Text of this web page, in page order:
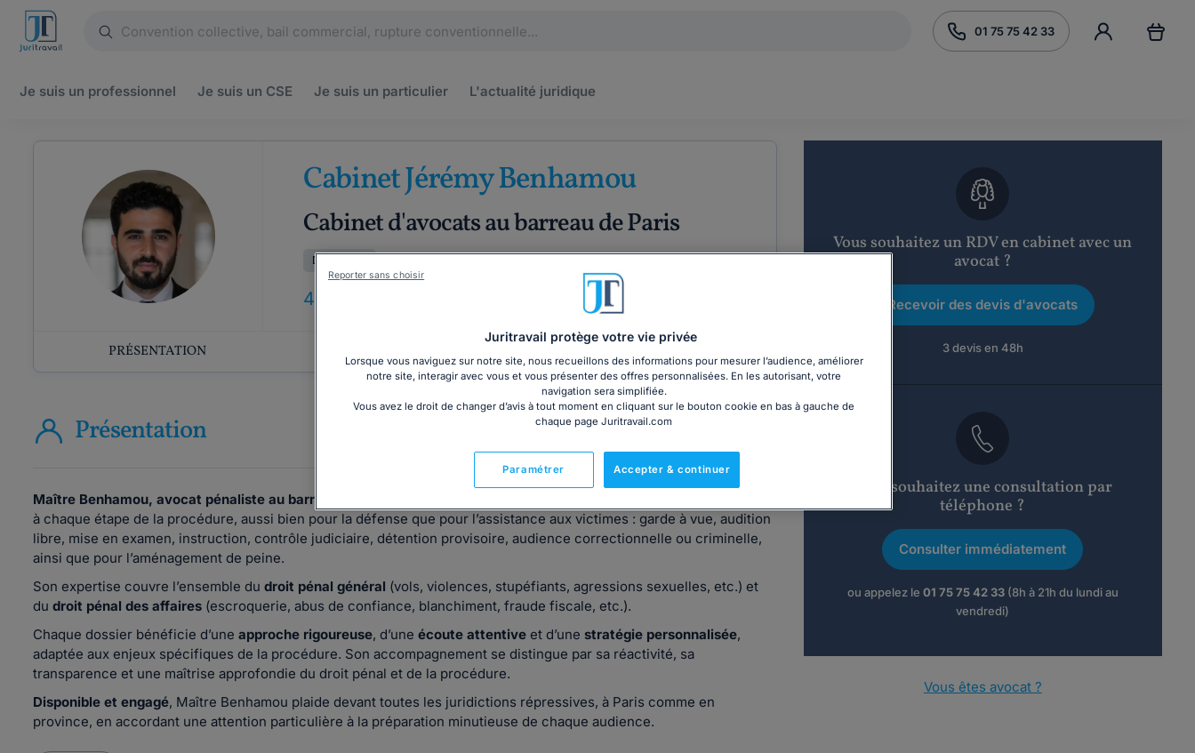
01 75 75 42 33
Je suis un professionnel Je suis un CSE Je suis un particulier L'actualité juridique
Cabinet Jérémy Benhamou
Cabinet d'avocats au barreau de Paris
Droit pénal
4
PRÉSENTATION
Présentation
Maître Benhamou, avocat pénaliste au barreau de Paris
à chaque étape de la procédure, aussi bien pour la défense que pour l’assistance aux victimes : garde à vue, audition
libre, mise en examen, instruction, contrôle judiciaire, détention provisoire, audience correctionnelle ou criminelle,
ainsi que pour l’aménagement de peine.
Son expertise couvre l’ensemble du droit pénal général (vols, violences, stupéfiants, agressions sexuelles, etc.) et
du droit pénal des affaires (escroquerie, abus de confiance, blanchiment, fraude fiscale, etc.).
Chaque dossier bénéficie d’une approche rigoureuse, d’une écoute attentive et d’une stratégie personnalisée,
adaptée aux enjeux spécifiques de la procédure. Son accompagnement se distingue par sa réactivité, sa
transparence et une maîtrise approfondie du droit pénal et de la procédure.
Disponible et engagé, Maître Benhamou plaide devant toutes les juridictions répressives, à Paris comme en
province, en accordant une attention particulière à la préparation minutieuse de chaque audience.
Vous souhaitez un RDV en cabinet avec un
avocat ?
Recevoir des devis d'avocats
3 devis en 48h
Vous souhaitez une consultation par
téléphone ?
Consulter immédiatement
ou appelez le 01 75 75 42 33(8h à 21h du lundi au
vendredi)
Vous êtes avocat ?
Juritravail protège votre vie privée
Lorsque vous naviguez sur notre site, nous recueillons des informations pour mesurer l’audience, améliorer
notre site, interagir avec vous et vous présenter des offres personnalisées. En les autorisant, votre
navigation sera simplifiée.
Vous avez le droit de changer d’avis à tout moment en cliquant sur le bouton cookie en bas à gauche de
chaque page Juritravail.com
Accepter & continuer
Paramétrer
Reporter sans choisir